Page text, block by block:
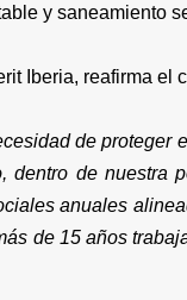
y saneamiento
Iberia, reafirma el
de proteger
de nuestra
anuales
de 15 años